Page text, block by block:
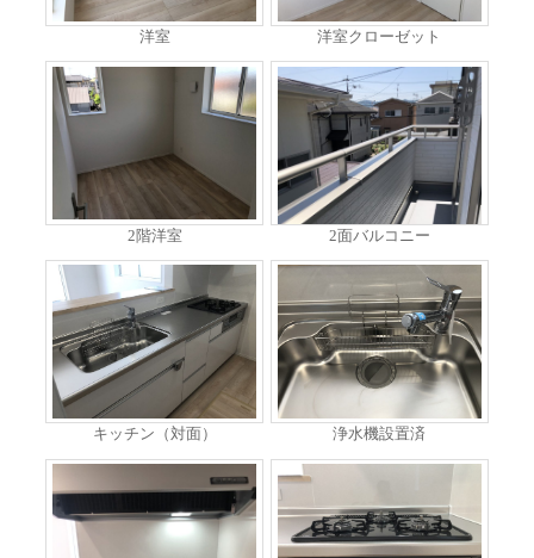
洋室 洋室クローゼット
2階洋室 2面バルコニー
キッチン（対面） 浄水機設置済